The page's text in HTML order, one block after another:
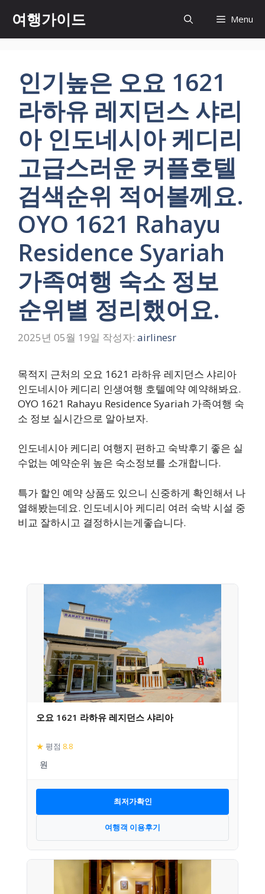
츠
여행가이드 Menu
인기높은 오요 1621
라하유 레지던스 샤리
아 인도네시아 케디리
고급스러운 커플호텔
검색순위 적어볼께요.
OYO 1621 Rahayu
Residence Syariah
가족여행 숙소 정보
순위별 정리했어요.
2025년 05월 19일 작성자: airlinesr
목적지 근처의 오요 1621 라하유 레지던스 샤리아
인도네시아 케디리 인생여행 호텔예약 예약해봐요.
OYO 1621 Rahayu Residence Syariah 가족여행 숙
소 정보 실시간으로 알아보자.
인도네시아 케디리 여행지 편하고 숙박후기 좋은 실
수없는 예약순위 높은 숙소정보를 소개합니다.
특가 할인 예약 상품도 있으니 신중하게 확인해서 나
열해봤는데요. 인도네시아 케디리 여러 숙박 시설 중
비교 잘하시고 결정하시는게좋습니다.
오요 1621 라하유 레지던스 샤리아
★ 평점 8.8
최저가확인
여행객 이용후기